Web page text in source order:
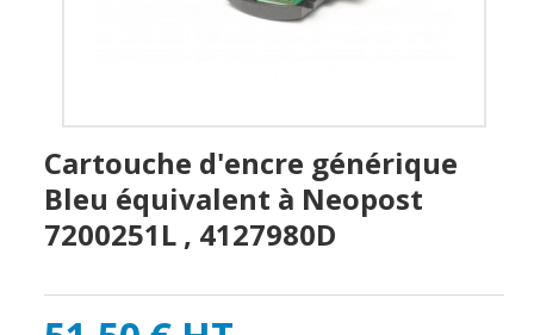
Cartouche d'encre générique
Bleu équivalent à Neopost
7200251L , 4127980D